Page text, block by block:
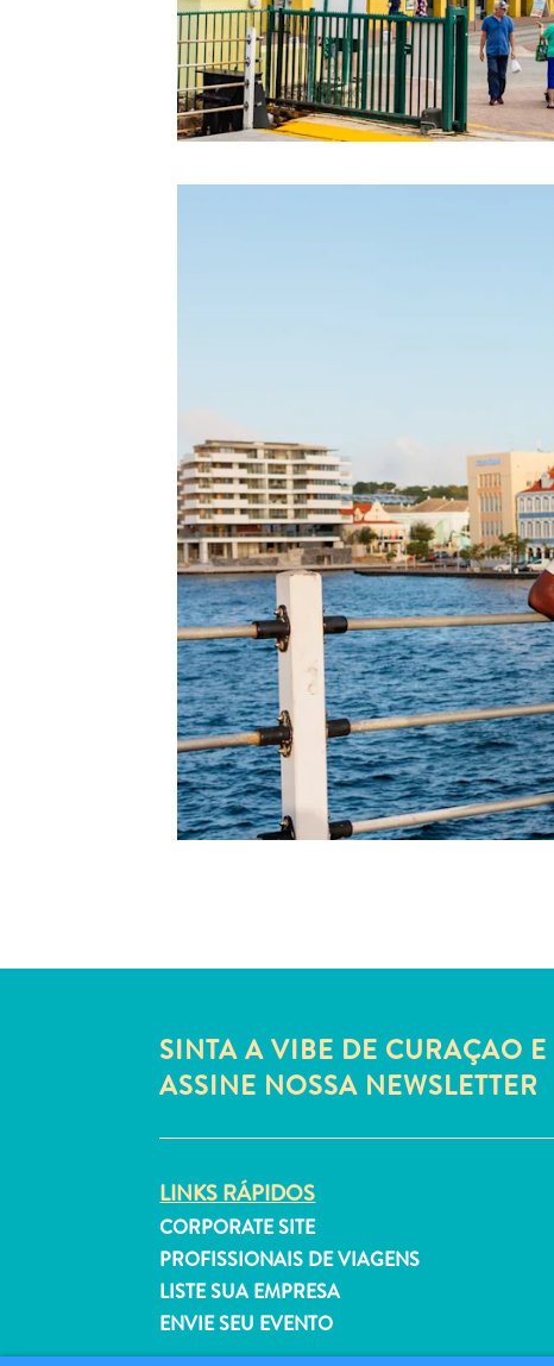
SINTA A VIBE DE CURAÇAO E
ASSINE NOSSA NEWSLETTER
LINKS RÁPIDOS
CORPORATE SITE
PROFISSIONAIS DE VIAGENS
LISTE SUA EMPRESA
ENVIE SEU EVENTO